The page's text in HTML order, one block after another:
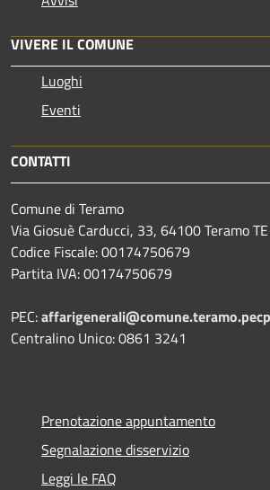
VIVERE IL COMUNE
Luoghi
Eventi
CONTATTI
Comune di Teramo
Via Giosuè Carducci, 33, 64100 Teramo TE
Codice Fiscale: 00174750679
Partita IVA: 00174750679
PEC:
Centralino Unico: 0861 3241
Prenotazione appuntamento
Segnalazione disservizio
Leggi le FAQ